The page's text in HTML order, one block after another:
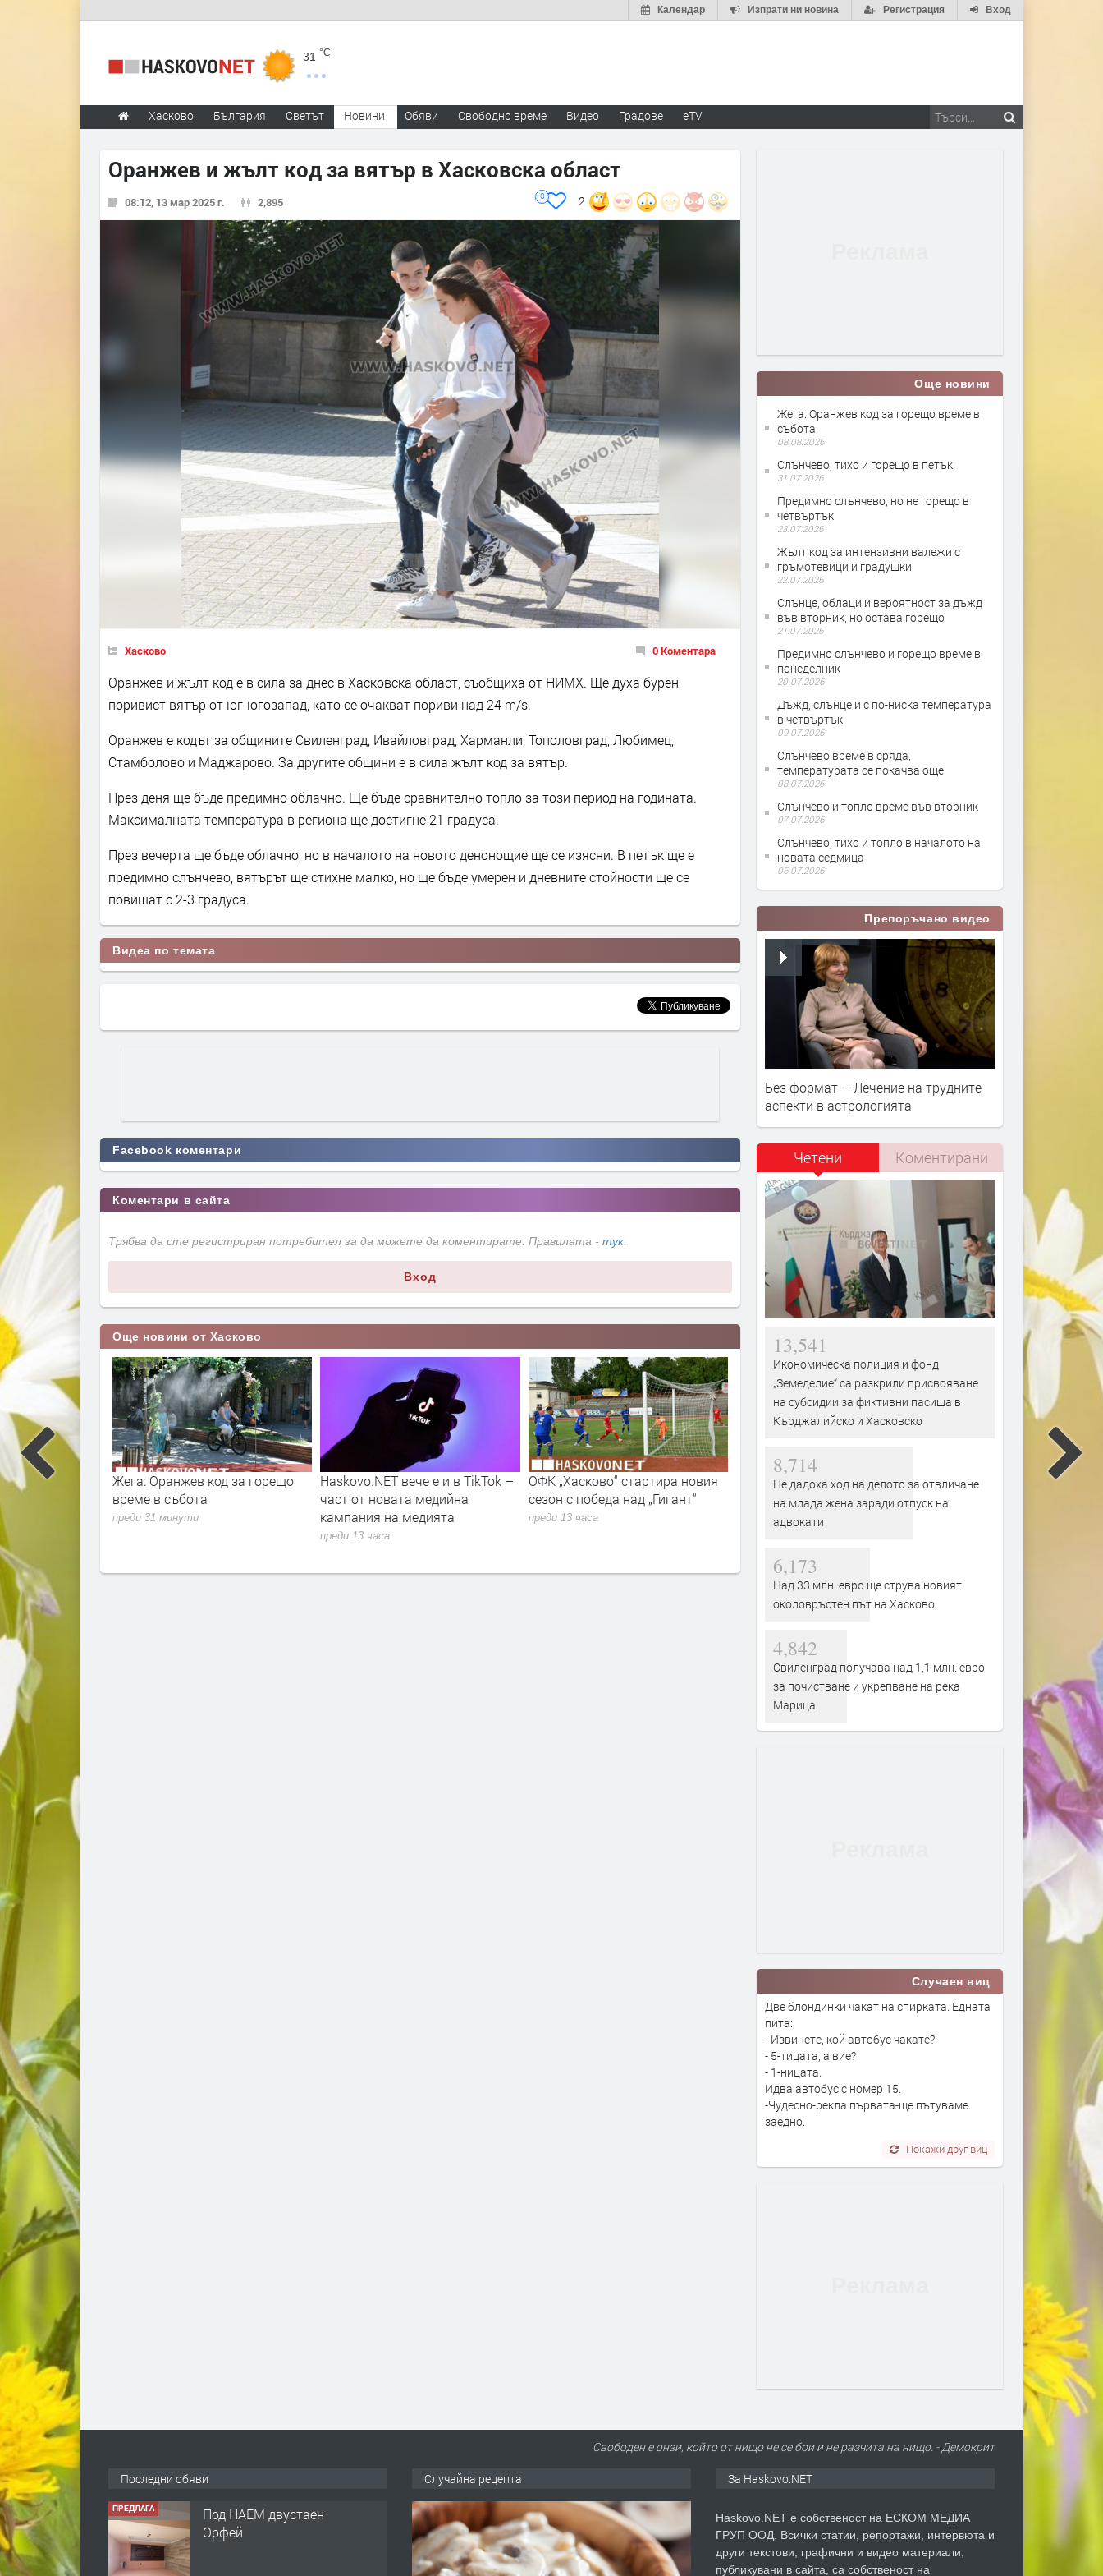
Вход
Регистрация
Изпрати ни новина
Календар
31 °C
Хасково България Светът Новини Обяви Свободно време Видео Градове eTV
Оранжев и жълт код за вятър в Хасковска област
08:12, 13 мар 2025 г. 2,895 2
0
Хасково 0 Коментара
Оранжев и жълт код е в сила за днес в Хасковска област, съобщиха от НИМХ. Ще духа бурен
поривист вятър от юг-югозапад, като се очакват пориви над 24 m/s.
Оранжев е кодът за общините Свиленград, Ивайловград, Харманли, Тополовград, Любимец,
Стамболово и Маджарово. За другите общини е в сила жълт код за вятър.
През деня ще бъде предимно облачно. Ще бъде сравнително топло за този период на годината.
Максималната температура в региона ще достигне 21 градуса.
През вечерта ще бъде облачно, но в началото на новото денонощие ще се изясни. В петък ще е
предимно слънчево, вятърът ще стихне малко, но ще бъде умерен и дневните стойности ще се
повишат с 2-3 градуса.
Видеа по темата
Facebook коментари
Коментари в сайта
Трябва да сте регистриран потребител за да можете да коментирате. Правилата - тук
Вход
Още новини от Хасково
хълм“,
вода
Жега: Оранжев код за горещо
време в събота
преди 31 минути
Haskovo.NET вече е и в TikTok –
част от новата медийна
кампания на медията
преди 13 часа
ОФК „Хасково“ стартира новия
сезон с победа над „Гигант“
преди 13 часа
Позиция на Муса Чолак:
Арестът ми е по сценарий,
искам проверка за 3,3 млн. лева
РИОСВ – Хасково наложи
санкции за 14 420 евро
Още новини
Жега: Оранжев код за горещо време в
събота
08.08.2026
Слънчево, тихо и горещо в петък
31.07.2026
Предимно слънчево, но не горещо в
четвъртък
23.07.2026
Жълт код за интензивни валежи с
гръмотевици и градушки
22.07.2026
Слънце, облаци и вероятност за дъжд
във вторник, но остава горещо
21.07.2026
Предимно слънчево и горещо време в
понеделник
20.07.2026
Дъжд, слънце и с по-ниска температура
в четвъртък
09.07.2026
Слънчево време в сряда,
температурата се покачва още
08.07.2026
Слънчево и топло време във вторник
07.07.2026
Слънчево, тихо и топло в началото на
новата седмица
06.07.2026
Препоръчано видео
Без формат – Лечение на трудните
аспекти в астрологията
Четени Коментирани
13,541
Икономическа полиция и фонд
„Земеделие“ са разкрили присвояване
на субсидии за фиктивни пасища в
Кърджалийско и Хасковско
8,714
Не дадоха ход на делото за отвличане
на млада жена заради отпуск на
адвокати
6,173
Над 33 млн. евро ще струва новият
околовръстен път на Хасково
4,842
Свиленград получава над 1,1 млн. евро
за почистване и укрепване на река
Марица
Случаен виц
Две блондинки чакат на спирката. Едната
пита:
- Извинете, кой автобус чакате?
- 5-тицата, а вие?
- 1-ницата.
Идва автобус с номер 15.
-Чудесно-рекла първата-ще пътуваме
заедно.
Покажи друг виц
Свободен е онзи, който от нищо не се бои и не разчита на нищо. - Демокрит
Последни обяви
ПРЕДЛАГА
Под НАЕМ двустаен
Орфей
Случайна рецепта За Haskovo.NET
Haskovo.NET е собственост на ЕСКОМ МЕДИА
ГРУП ООД. Всички статии, репортажи, интервюта и
други текстови, графични и видео материали,
публикувани в сайта, са собственост на